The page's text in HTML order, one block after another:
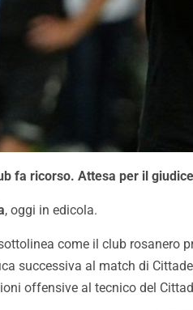
fa ricorso. Attesa per il
, oggi in edicola.
come il club
successiva al match di
offensive al tecnico del